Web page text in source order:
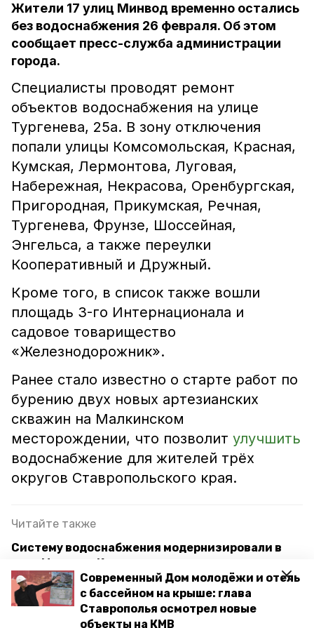
Современный Дом молодёжи и отель
с бассейном на крыше: глава
Ставрополья осмотрел новые
объекты на КМВ
Жители 17 улиц Минвод временно остались
без водоснабжения 26 февраля. Об этом
сообщает пресс-служба администрации
города.
Специалисты проводят ремонт
объектов водоснабжения на улице
Тургенева, 25а. В зону отключения
попали улицы Комсомольская, Красная,
Кумская, Лермонтова, Луговая,
Набережная, Некрасова, Оренбургская,
Пригородная, Прикумская, Речная,
Тургенева, Фрунзе, Шоссейная,
Энгельса, а также переулки
Кооперативный и Дружный.
Кроме того, в список также вошли
площадь 3-го Интернационала и
садовое товарищество
«Железнодорожник».
Ранее стало известно о старте работ по
бурению двух новых артезианских
скважин на Малкинском
месторождении, что позволит улучшить
водоснабжение для жителей трёх
округов Ставропольского края.
Читайте также
Систему водоснабжения модернизировали в
селе Марьины Колодцы
Водоснабжение для 2,2 тыс. жителей улучшили
в Минераловодском округе